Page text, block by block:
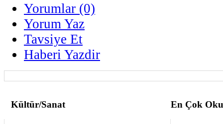
Yorumlar (0)
Yorum Yaz
Tavsiye Et
Haberi Yazdir
Kültür/Sanat En Çok